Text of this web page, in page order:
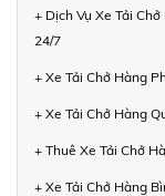
+ Dịch Vụ Xe Tải
24/7
+ Xe Tải Chở Hàng
+ Xe Tải Chở Hàng
+ Thuê Xe Tải Chở
+ Xe Tải Chở Hàng